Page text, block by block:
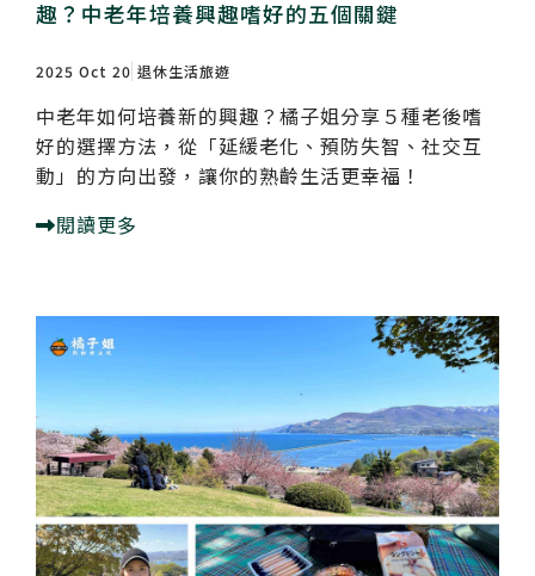
趣？中老年培養興趣嗜好的五個關鍵
2025 Oct 20 退休生活旅遊
中老年如何培養新的興趣？橘子姐分享５種老後嗜
好的選擇方法，從「延緩老化、預防失智、社交互
動」的方向出發，讓你的熟齡生活更幸福！
閱讀更多